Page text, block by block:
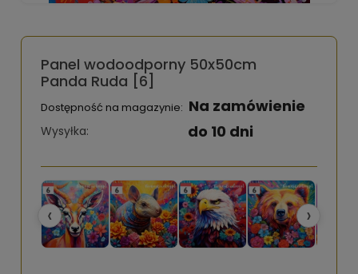
Panel wodoodporny 50x50cm
Panda Ruda [6]
Dostępność na magazynie: Na zamówienie
Wysyłka: do 10 dni
‹ ›